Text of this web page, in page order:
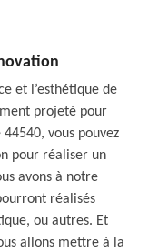
et l’esthétique de
projeté pour
vous pouvez
pour réaliser un
avons à notre
réalisés
ou autres. Et
allons mettre à la